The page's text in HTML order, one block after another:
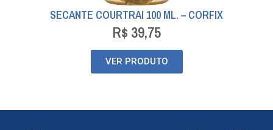
SECANTE COURTRAI 100 ML. – CORFIX
R$ 39,75
VER PRODUTO